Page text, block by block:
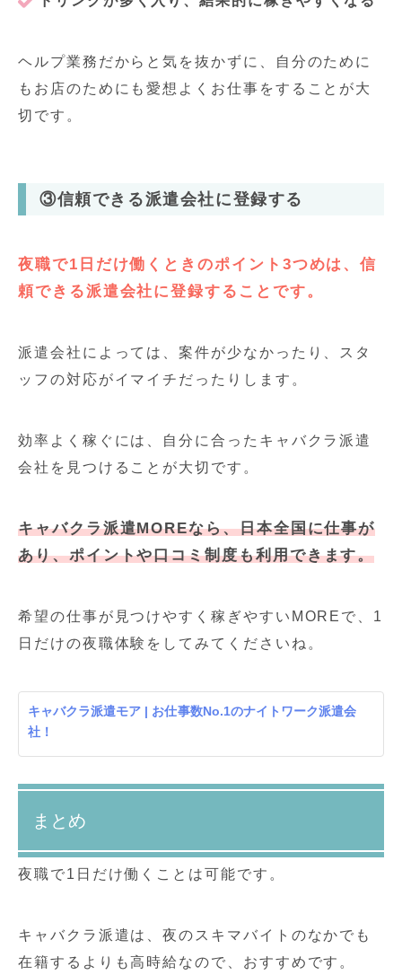
ヘルプ業務だからと気を抜かずに、自分のために
もお店のためにも愛想よくお仕事をすることが大
切です。
③信頼できる派遣会社に登録する
夜職で1日だけ働くときのポイント3つめは、信
頼できる派遣会社に登録することです。
派遣会社によっては、案件が少なかったり、スタ
ッフの対応がイマイチだったりします。
効率よく稼ぐには、自分に合ったキャバクラ派遣
会社を見つけることが大切です。
キャバクラ派遣MOREなら、日本全国に仕事が
あり、ポイントや口コミ制度も利用できます。
希望の仕事が見つけやすく稼ぎやすいMOREで、1
日だけの夜職体験をしてみてくださいね。
キャバクラ派遣モア | お仕事数No.1のナイトワーク派遣会
社！
まとめ
夜職で1日だけ働くことは可能です。
キャバクラ派遣は、夜のスキマバイトのなかでも
在籍するよりも高時給なので、おすすめです。